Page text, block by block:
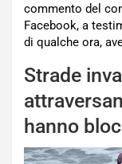
commento del
Facebook, a
di qualche ora,
Strade
hanno